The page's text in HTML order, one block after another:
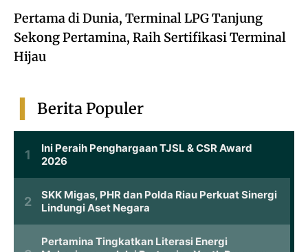
Pertama di Dunia, Terminal LPG Tanjung
Sekong Pertamina, Raih Sertifikasi Terminal
Hijau
Berita Populer